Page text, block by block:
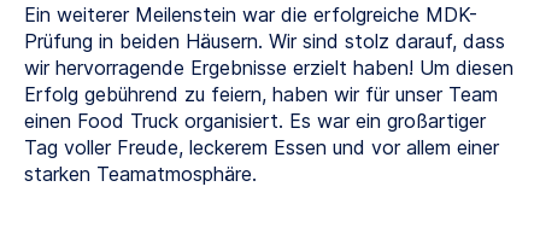
Ein weiterer Meilenstein war die erfolgreiche MDK-
Prüfung in beiden Häusern. Wir sind stolz darauf, dass
wir hervorragende Ergebnisse erzielt haben! Um diesen
Erfolg gebührend zu feiern, haben wir für unser Team
einen Food Truck organisiert. Es war ein großartiger
Tag voller Freude, leckerem Essen und vor allem einer
starken Teamatmosphäre.